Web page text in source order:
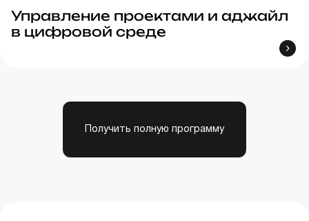
Управление проектами и аджайл
в цифровой среде
Получить полную программу